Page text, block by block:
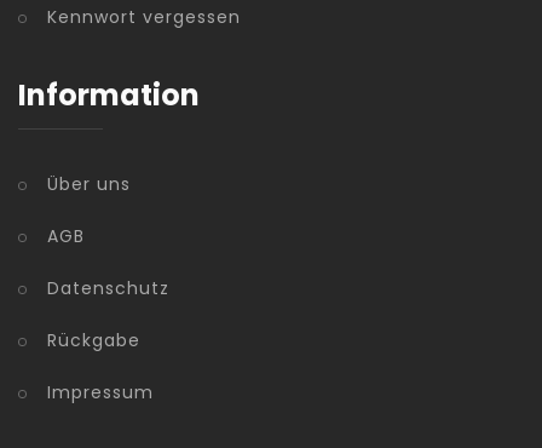
Kennwort vergessen
Information
Über uns
AGB
Datenschutz
Rückgabe
Impressum